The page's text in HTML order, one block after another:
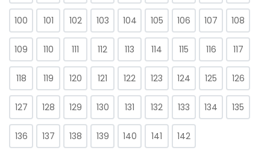
100 101 102 103 104 105 106 107 108
109 110 111 112 113 114 115 116 117
118 119 120 121 122 123 124 125 126
127 128 129 130 131 132 133 134 135
136 137 138 139 140 141 142